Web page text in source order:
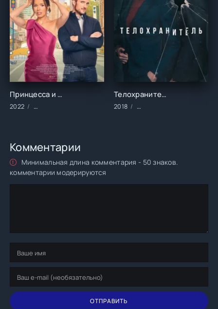
Принцесса и телохранитель ()
2022 Фильмы/2022 год/Зарубежные/Драма/Комедии/Мелодрамы
Телохранитель (1 сезон)
2018 Сериалы/2018 год/
Комментарии
Минимальная длина комментария - 50 знаков.
комментарии модерируются
ОТПРАВИТЬ